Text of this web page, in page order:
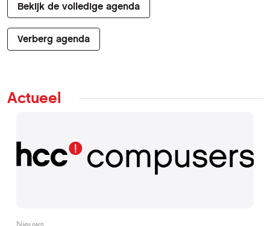
Bekijk de volledige agenda
Verberg agenda
Actueel